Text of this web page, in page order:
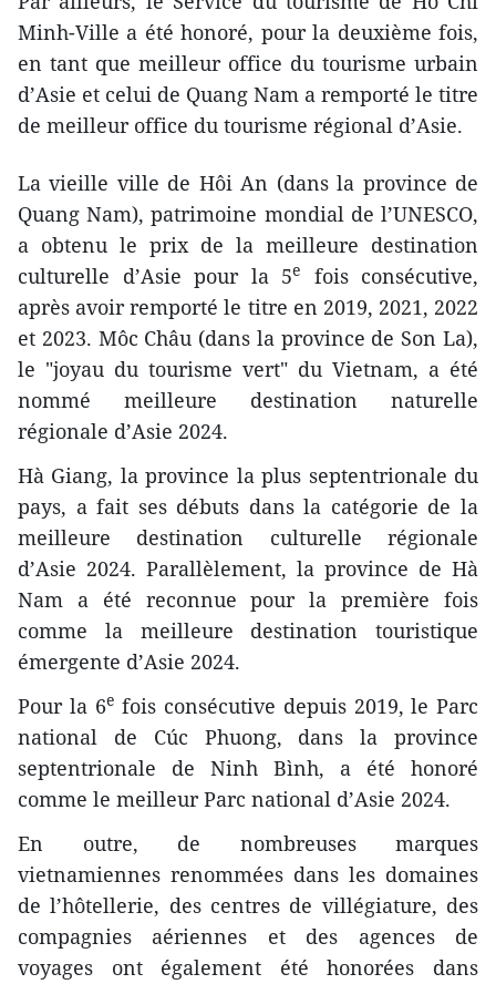
Minh-Ville a été honoré, pour la deuxième fois,
en tant que meilleur office du tourisme urbain
d’Asie et celui de Quang Nam a remporté le titre
de meilleur office du tourisme régional d’Asie.
La vieille ville de Hôi An (dans la province de
Quang Nam), patrimoine mondial de l’UNESCO,
a obtenu le prix de la meilleure destination
culturelle d’Asie pour la 5e
fois consécutive,
après avoir remporté le titre en 2019, 2021, 2022
et 2023. Môc Châu (dans la province de Son La),
le "joyau du tourisme vert" du Vietnam, a été
nommé meilleure destination naturelle
régionale d’Asie 2024.
Hà Giang, la province la plus septentrionale du
pays, a fait ses débuts dans la catégorie de la
meilleure destination culturelle régionale
d’Asie 2024. Parallèlement, la province de Hà
Nam a été reconnue pour la première fois
comme la meilleure destination touristique
émergente d’Asie 2024.
Pour la 6e fois consécutive depuis 2019, le Parc
national de Cúc Phuong, dans la province
septentrionale de Ninh Bình, a été honoré
comme le meilleur Parc national d’Asie 2024.
En outre, de nombreuses marques
vietnamiennes renommées dans les domaines
de l’hôtellerie, des centres de villégiature, des
compagnies aériennes et des agences de
voyages ont également été honorées dans